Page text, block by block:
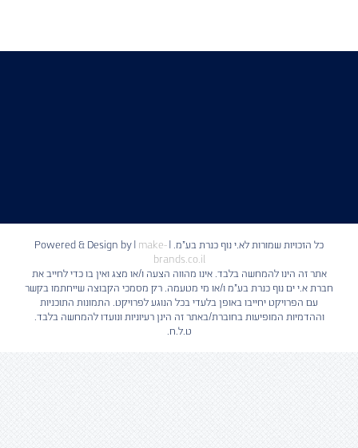
כל הזכויות שמורות לא.י נוף כנרת בע"מ. | Powered & Design by | make-
brands.co.il
אתר זה הינו להמחשה בלבד. אינו מהווה הצעה ו/או מצג ואין בו כדי לחייב את
חברת א.י ים נוף כנרת בע"מ ו/או מי מטעמה. רק מסמכי הקבוצה שייחתמו בקשר
עם הפרויקט יחייבו באופן בלעדי בכל הנוגע לפרויקט. התמונות התוכניות
וההדמיות המופיעות בחוברת/באתר זה הינן רעיוניות ונועדו להמחשה בלבד.
ט.ל.ח.